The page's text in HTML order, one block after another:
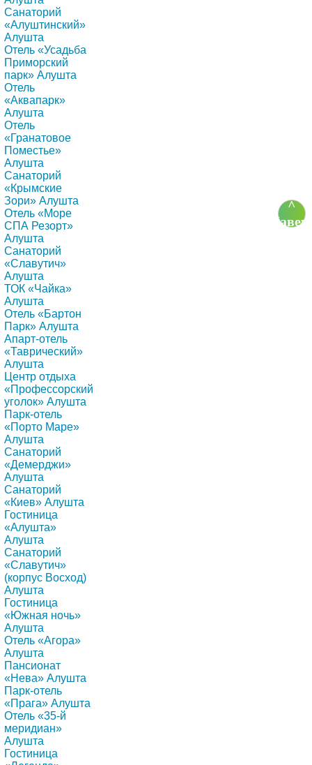
Санаторий
«Алуштинский»
Алушта
Отель «Усадьба
Приморский
парк» Алушта
Отель
«Аквапарк»
Алушта
Отель
«Гранатовое
Поместье»
Алушта
Санаторий
«Крымские
Зори» Алушта
Отель «Море
СПА Резорт»
Алушта
Санаторий
«Славутич»
Алушта
ТОК «Чайка»
Алушта
Отель «Бартон
Парк» Алушта
Апарт-отель
«Таврический»
Алушта
Центр отдыха
«Профессорский
уголок» Алушта
Парк-отель
«Порто Маре»
Алушта
Санаторий
«Демерджи»
Алушта
Санаторий
«Киев» Алушта
Гостиница
«Алушта»
Алушта
Санаторий
«Славутич»
(корпус Восход)
Алушта
Гостиница
«Южная ночь»
Алушта
Отель «Агора»
Алушта
Пансионат
«Нева» Алушта
Парк-отель
«Прага» Алушта
Отель «35-й
меридиан»
Алушта
Гостиница
^